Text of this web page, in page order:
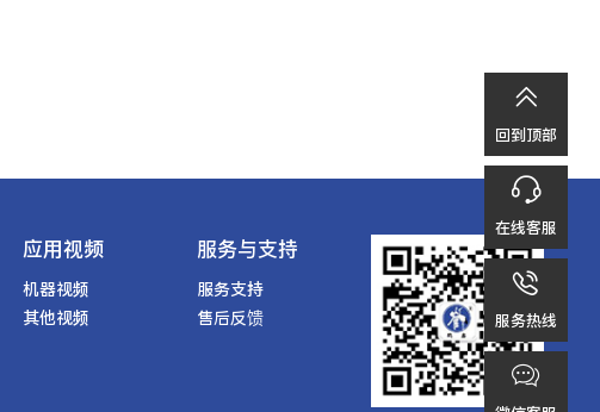
应用视频
机器视频
其他视频
服务与支持
服务支持
售后反馈

回到顶部

在线客服

服务热线
